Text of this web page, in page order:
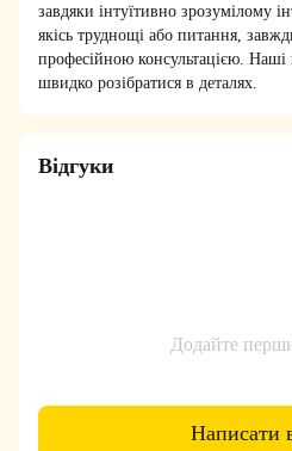
завдяки інтуїтивно зрозумілому
якісь труднощі або питання,
професійною консультацією.
швидко розібратися в деталях.
Відгуки
Додайте
Написати